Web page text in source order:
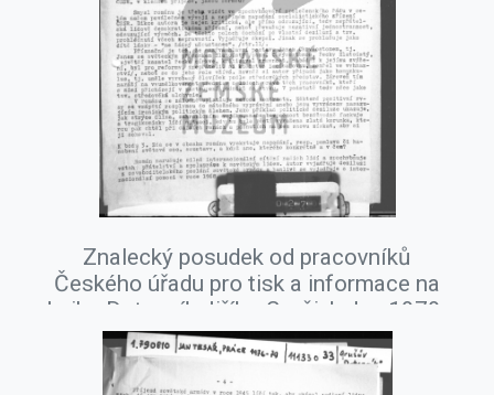
Znalecký posudek od pracovníků
Českého úřadu pro tisk a informace na
knihu Dotazník Jiřího Gruši, leden 1979.